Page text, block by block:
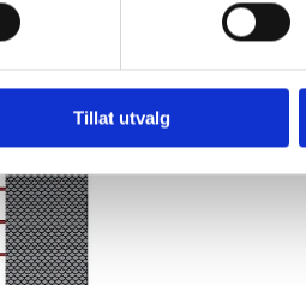
Tillat utvalg